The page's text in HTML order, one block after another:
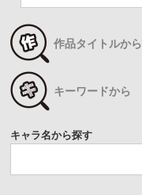
作品タイトルから
キーワードから
キャラ名から探す